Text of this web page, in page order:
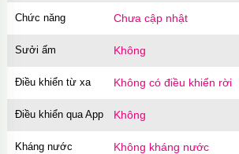
Chức năng Chưa cập nhật
Sưởi ấm Không
Điều khiển từ xa Không có điều khiển rời
Điều khiển qua App Không
Kháng nước Không kháng nước